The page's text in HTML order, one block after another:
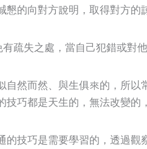
懇的向對方說明，取得對方的
疏失之處，當自己犯錯或對
自然而然、與生俱來的，所
技巧都是天生的，無法改變的
的技巧是需要學習的，透過